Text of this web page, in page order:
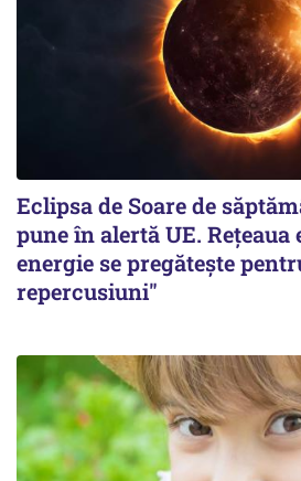
Eclipsa de Soare de
pune în alertă UE. Rețeaua
energie se pregătește
repercusiuni"